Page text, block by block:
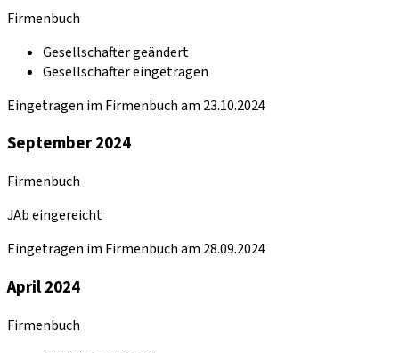
Firmenbuch
Gesellschafter geändert
Gesellschafter eingetragen
Eingetragen im Firmenbuch am 23.10.2024
September 2024
Firmenbuch
JAb eingereicht
Eingetragen im Firmenbuch am 28.09.2024
April 2024
Firmenbuch